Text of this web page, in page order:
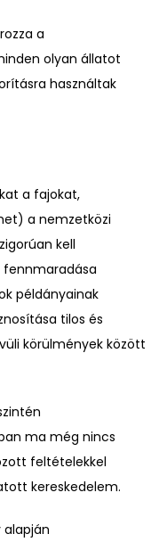
a
olyan állatot
használtak
a fajokat,
a nemzetközi
kell
fennmaradása
példányainak
tilos és
körülmények között
ma még nincs
feltételekkel
kereskedelem.
alapján